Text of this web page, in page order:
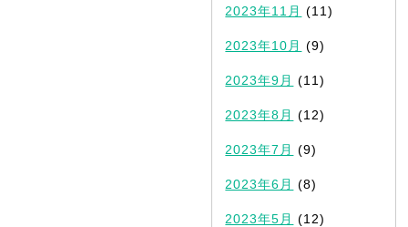
2023年11月 (11)
2023年10月 (9)
2023年9月 (11)
2023年8月 (12)
2023年7月 (9)
2023年6月 (8)
2023年5月 (12)